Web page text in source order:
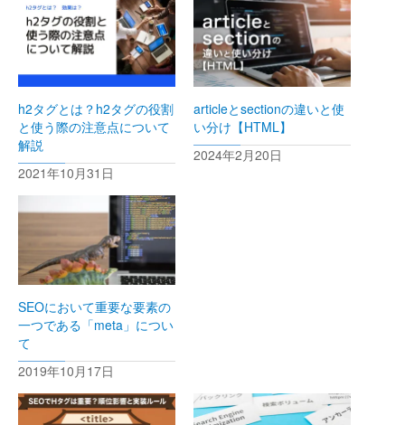
h2タグとは？h2タグの役割
と使う際の注意点について
解説
2021年10月31日
articleとsectionの違いと使
い分け【HTML】
2024年2月20日
SEOにおいて重要な要素の
一つである「meta」につい
て
2019年10月17日